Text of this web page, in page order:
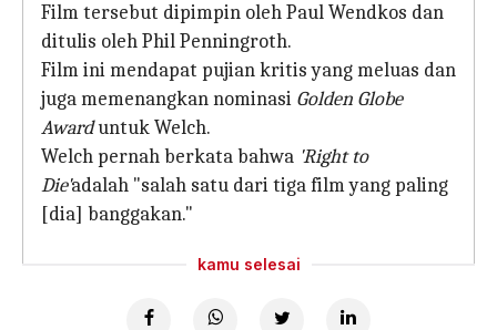
Film tersebut dipimpin oleh Paul Wendkos dan
ditulis oleh Phil Penningroth.
Film ini mendapat pujian kritis yang meluas dan
juga memenangkan nominasi Golden Globe
Awarduntuk Welch.
Welch pernah berkata bahwa 'Right to
Die'adalah "salah satu dari tiga film yang paling
[dia] banggakan."
kamu selesai